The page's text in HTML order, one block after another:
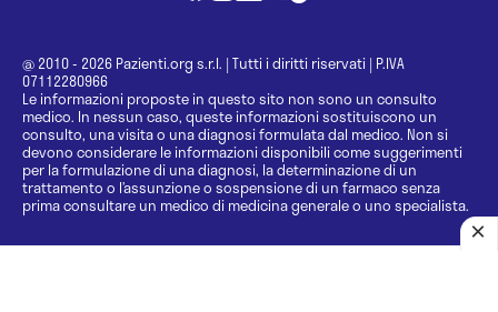
@ 2010 - 2026 Pazienti.org s.r.l. | Tutti i diritti riservati | P.IVA
07112280966
Le informazioni proposte in questo sito non sono un consulto
medico. In nessun caso, queste informazioni sostituiscono un
consulto, una visita o una diagnosi formulata dal medico. Non si
devono considerare le informazioni disponibili come suggerimenti
per la formulazione di una diagnosi, la determinazione di un
trattamento o l’assunzione o sospensione di un farmaco senza
prima consultare un medico di medicina generale o uno specialista.